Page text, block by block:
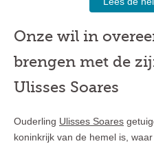
Onze wil in
brengen met de
Ulisses Soares
Ouderling Ulisses Soares
koninkrijk van de hemel is,